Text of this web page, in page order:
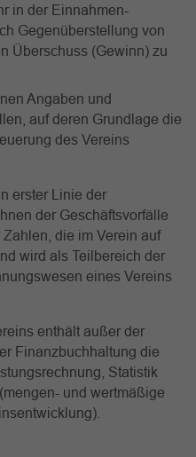
in der Einnahmen-
Gegenüberstellung von
Überschuss (Gewinn) zu
Angaben und
auf deren Grundlage die
des Vereins
erster Linie der
der Geschäftsvorfälle
die im Verein auf
wird als Teilbereich der
eines Vereins
enthält außer der
Finanzbuchhaltung die
Statistik
und wertmäßige